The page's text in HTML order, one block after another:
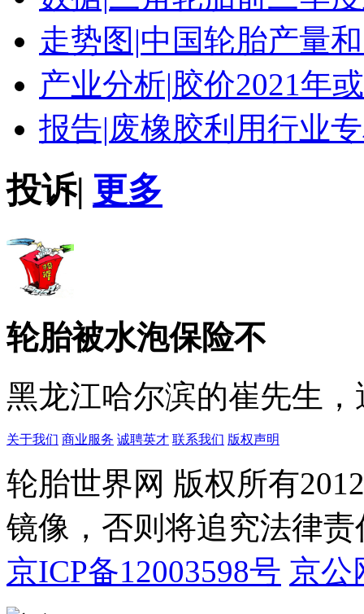
走势图|中国轮胎产量
产业分析|胶价2021年
报告|废橡胶利用行业
投诉| 更多
轮胎被水泡保险不
黑龙江哈尔滨的崔先生
关于我们 商业服务 诚聘英才 联系我们 版权声明
轮胎世界网 版权所有
镜像，否则将追究法律责
京ICP备12003598号 京公